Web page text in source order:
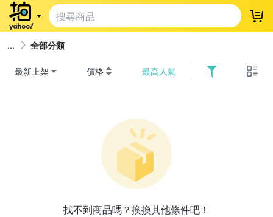
登
全部分類
最新上架 價格 最高人氣
找不到商品嗎？換換其他條件吧！